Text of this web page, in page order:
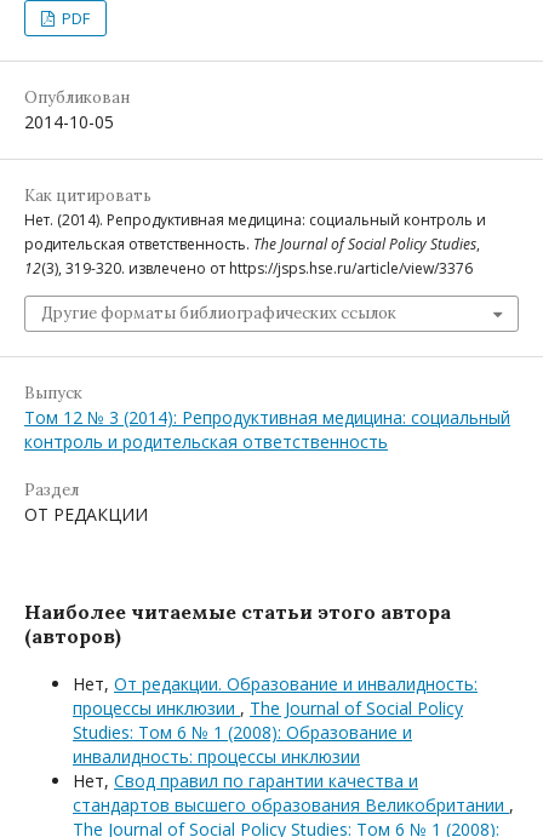
PDF
Опубликован
2014-10-05
Как цитировать
Нет. (2014). Репродуктивная медицина: социальный контроль и
родительская ответственность. The Journal of Social Policy Studies,
12(3), 319-320. извлечено от https://jsps.hse.ru/article/view/3376
Другие форматы библиографических ссылок
Выпуск
Том 12 № 3 (2014): Репродуктивная медицина: социальный
контроль и родительская ответственность
Раздел
ОТ РЕДАКЦИИ
Наиболее читаемые статьи этого автора
(авторов)
Нет, От редакции. Образование и инвалидность:
процессы инклюзии , The Journal of Social Policy
Studies: Том 6 № 1 (2008): Образование и
инвалидность: процессы инклюзии
Нет, Свод правил по гарантии качества и
стандартов высшего образования Великобритании ,
The Journal of Social Policy Studies: Том 6 № 1 (2008):